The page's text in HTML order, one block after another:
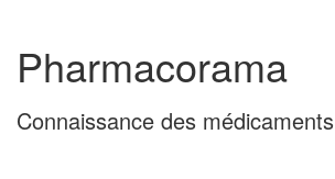
contenu
menu
principal
Pharmacorama
Connaissance des médicaments